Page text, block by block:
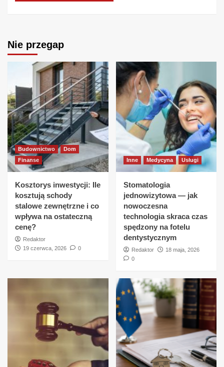
Nie przegap
Budownictwo
Dom
Finanse
Kosztorys inwestycji: Ile
kosztują schody
stalowe zewnętrzne i co
wpływa na ostateczną
cenę?
Redaktor
19 czerwca, 2026
0
Inne Medycyna Usługi
Stomatologia
jednowizytowa — jak
nowoczesna
technologia skraca czas
spędzony na fotelu
dentystycznym
Redaktor
18 maja, 2026
0